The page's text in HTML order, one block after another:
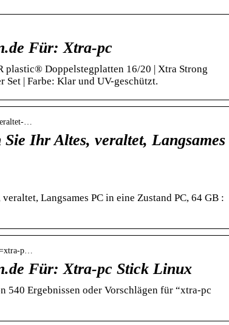
Für: Xtra-pc
Doppelstegplatten 16/20 | Xtra Strong
Set | Farbe: Klar und UV-geschützt.
…
Ihr Altes, veraltet, Langsames
Langsames PC in eine Zustand PC, 64 GB :
p…
Für: Xtra-pc Stick Linux
Ergebnissen oder Vorschlägen für “xtra-pc